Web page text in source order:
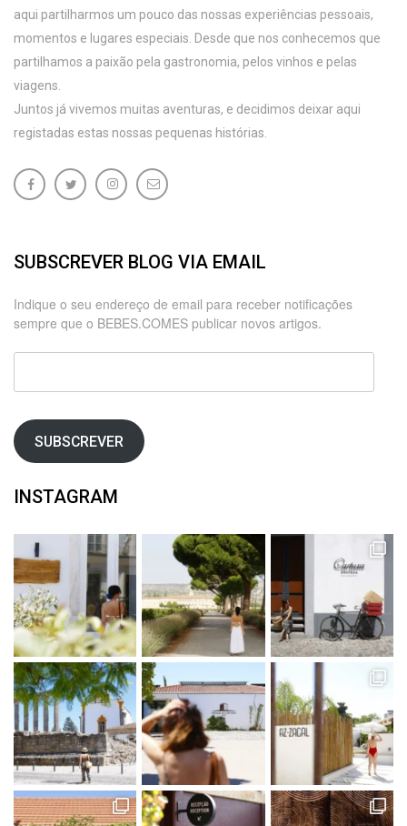
aqui partilharmos um pouco das nossas experiências pessoais,
momentos e lugares especiais. Desde que nos conhecemos que
partilhamos a paixão pela gastronomia, pelos vinhos e pelas
viagens.
Juntos já vivemos muitas aventuras, e decidimos deixar aqui
registadas estas nossas pequenas histórias.
SUBSCREVER BLOG VIA EMAIL
Indique o seu endereço de email para receber notificações
sempre que o BEBES.COMES publicar novos artigos.
SUBSCREVER
INSTAGRAM